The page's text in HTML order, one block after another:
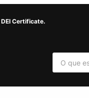
DEI Certificate.
P
s
u